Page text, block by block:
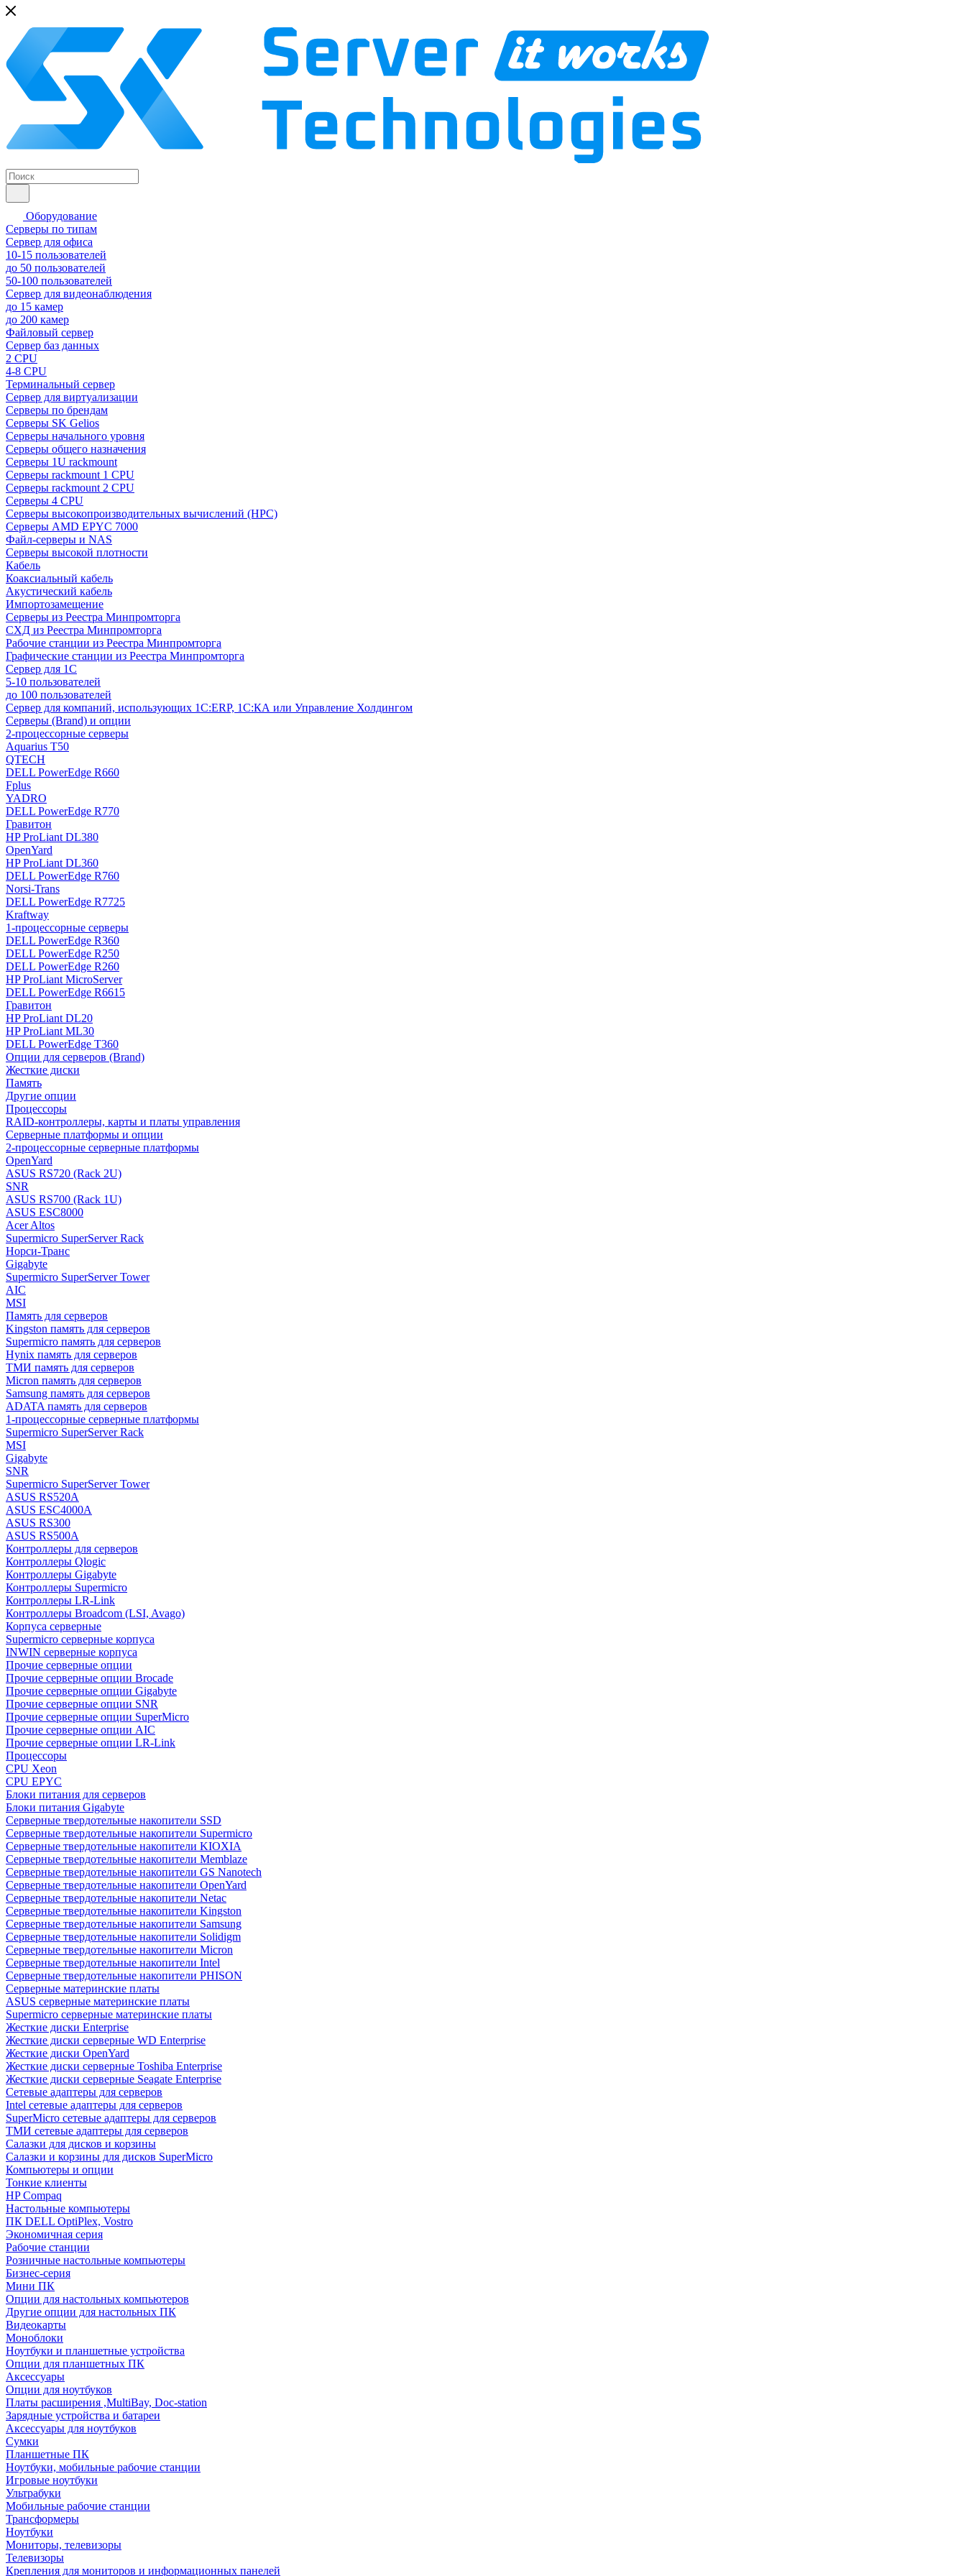
Оборудование
Серверы по типам
Сервер для офиса
10-15 пользователей
до 50 пользователей
50-100 пользователей
Сервер для видеонаблюдения
до 15 камер
до 200 камер
Файловый сервер
Сервер баз данных
2 CPU
4-8 CPU
Терминальный сервер
Сервер для виртуализации
Серверы по брендам
Серверы SK Gelios
Серверы начального уровня
Серверы общего назначения
Серверы 1U rackmount
Серверы rackmount 1 CPU
Серверы rackmount 2 CPU
Серверы 4 CPU
Серверы высокопроизводительных вычислений (HPC)
Серверы AMD EPYC 7000
Файл-серверы и NAS
Серверы высокой плотности
Кабель
Коаксиальный кабель
Акустический кабель
Импортозамещение
Серверы из Реестра Минпромторга
СХД из Реестра Минпромторга
Рабочие станции из Реестра Минпромторга
Графические станции из Реестра Минпромторга
Сервер для 1С
5-10 пользователей
до 100 пользователей
Сервер для компаний, использующих 1C:ERP, 1С:КА или Управление Холдингом
Серверы (Brand) и опции
2-процессорные серверы
Aquarius T50
QTECH
DELL PowerEdge R660
Fplus
YADRO
DELL PowerEdge R770
Гравитон
HP ProLiant DL380
OpenYard
HP ProLiant DL360
DELL PowerEdge R760
Norsi-Trans
DELL PowerEdge R7725
Kraftway
1-процессорные серверы
DELL PowerEdge R360
DELL PowerEdge R250
DELL PowerEdge R260
HP ProLiant MicroServer
DELL PowerEdge R6615
Гравитон
HP ProLiant DL20
HP ProLiant ML30
DELL PowerEdge T360
Опции для серверов (Brand)
Жесткие диски
Память
Другие опции
Процессоры
RAID-контроллеры, карты и платы управления
Серверные платформы и опции
2-процессорные серверные платформы
OpenYard
ASUS RS720 (Rack 2U)
SNR
ASUS RS700 (Rack 1U)
ASUS ESC8000
Acer Altos
Supermicro SuperServer Rack
Норси-Транс
Gigabyte
Supermicro SuperServer Tower
AIC
MSI
Память для серверов
Kingston память для серверов
Supermicro память для серверов
Hynix память для серверов
ТМИ память для серверов
Micron память для серверов
Samsung память для серверов
ADATA память для серверов
1-процессорные серверные платформы
Supermicro SuperServer Rack
MSI
Gigabyte
SNR
Supermicro SuperServer Tower
ASUS RS520A
ASUS ESC4000A
ASUS RS300
ASUS RS500A
Контроллеры для серверов
Контроллеры Qlogic
Контроллеры Gigabyte
Контроллеры Supermicro
Контроллеры LR-Link
Контроллеры Broadcom (LSI, Avago)
Корпуса серверные
Supermicro серверные корпуса
INWIN серверные корпуса
Прочие серверные опции
Прочие серверные опции Brocade
Прочие серверные опции Gigabyte
Прочие серверные опции SNR
Прочие серверные опции SuperMicro
Прочие серверные опции AIC
Прочие серверные опции LR-Link
Процессоры
CPU Xeon
CPU EPYC
Блоки питания для серверов
Блоки питания Gigabyte
Серверные твердотельные накопители SSD
Cерверные твердотельные накопители Supermicro
Cерверные твердотельные накопители KIOXIA
Cерверные твердотельные накопители Memblaze
Cерверные твердотельные накопители GS Nanotech
Серверные твердотельные накопители OpenYard
Серверные твердотельные накопители Netac
Cерверные твердотельные накопители Kingston
Cерверные твердотельные накопители Samsung
Cерверные твердотельные накопители Solidigm
Cерверные твердотельные накопители Micron
Cерверные твердотельные накопители Intel
Cерверные твердотельные накопители PHISON
Серверные материнские платы
ASUS серверные материнские платы
Supermicro серверные материнские платы
Жесткие диски Enterprise
Жесткие диски серверные WD Enterprise
Жесткие диски OpenYard
Жесткие диски серверные Toshiba Enterprise
Жесткие диски серверные Seagate Enterprise
Сетевые адаптеры для серверов
Intel сетевые адаптеры для серверов
SuperMicro сетевые адаптеры для серверов
ТМИ сетевые адаптеры для серверов
Салазки для дисков и корзины
Салазки и корзины для дисков SuperMicro
Компьютеры и опции
Тонкие клиенты
HP Compaq
Настольные компьютеры
ПК DELL OptiPlex, Vostro
Экономичная серия
Рабочие станции
Розничные настольные компьютеры
Бизнес-серия
Мини ПК
Опции для настольных компьютеров
Другие опции для настольных ПК
Видеокарты
Моноблоки
Ноутбуки и планшетные устройства
Опции для планшетных ПК
Аксессуары
Опции для ноутбуков
Платы расширения ,MultiBay, Doc-station
Зарядные устройства и батареи
Аксессуары для ноутбуков
Сумки
Планшетные ПК
Ноутбуки, мобильные рабочие станции
Игровые ноутбуки
Ультрабуки
Мобильные рабочие станции
Трансформеры
Ноутбуки
Мониторы, телевизоры
Телевизоры
Крепления для мониторов и информационных панелей